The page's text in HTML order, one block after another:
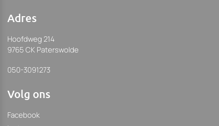
Adres
Hoofdweg 214
9765 CK Paterswolde
050-3091273
Volg ons
Facebook